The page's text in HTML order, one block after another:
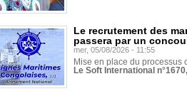
Le recrutement des
passera par un
mer, 05/08/2026 - 11:55
Mise en place du processus
Le Soft International